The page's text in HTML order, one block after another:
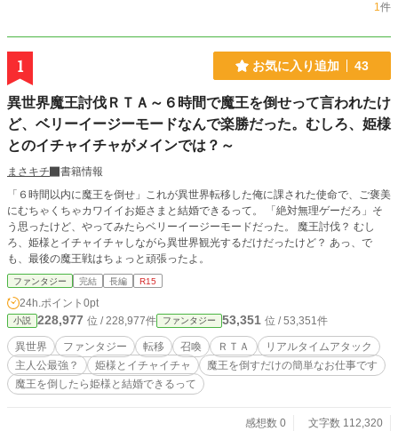
1件
1 お気に入り追加 43
異世界魔王討伐ＲＴＡ～６時間で魔王を倒せって言われたけ
ど、ベリーイージーモードなんで楽勝だった。むしろ、姫様
とのイチャイチャがメインでは？～
まさキチ
書籍情報
「６時間以内に魔王を倒せ」これが異世界転移した俺に課された使命で、ご褒美
にむちゃくちゃカワイイお姫さまと結婚できるって。 「絶対無理ゲーだろ」そ
う思ったけど、やってみたらベリーイージーモードだった。 魔王討伐？ むし
ろ、姫様とイチャイチャしながら異世界観光するだけだったけど？ あっ、で
も、最後の魔王戦はちょっと頑張ったよ。
ファンタジー 完結 長編 R15
24h.ポイント 0pt
小説 228,977 位 / 228,977件 ファンタジー 53,351 位 / 53,351件
異世界 ファンタジー 転移 召喚 ＲＴＡ
リアルタイムアタック
主人公最強？
姫様とイチャイチャ
魔王を倒すだけの簡単なお仕事です
魔王を倒したら姫様と結婚できるって
感想数 0
文字数 112,320